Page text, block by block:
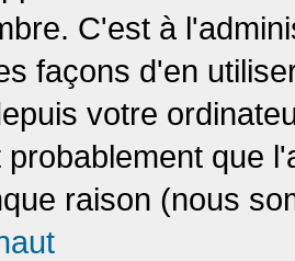
C'est à
façons d'en
votre
probablement que
raison (nous